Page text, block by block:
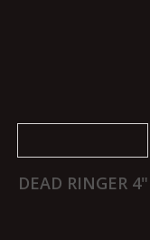
DEAD RINGER 4"